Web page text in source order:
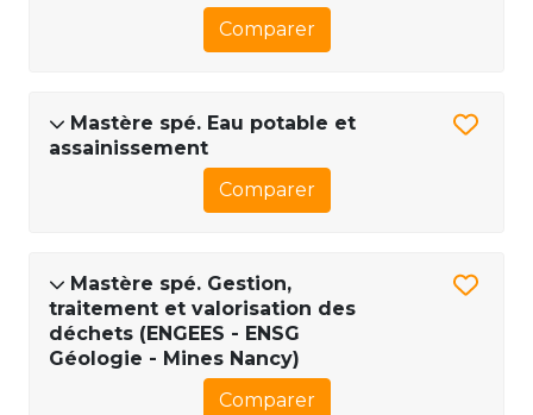
Comparer
Mastère spé. Eau potable et
assainissement
Comparer
Mastère spé. Gestion,
traitement et valorisation des
déchets (ENGEES - ENSG
Géologie - Mines Nancy)
Comparer